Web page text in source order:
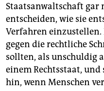
Staatsanwaltschaft gar
entscheiden, wie sie
Verfahren einzustellen.
gegen die rechtliche
sollten, als unschuldig
einem Rechtsstaat, und
hin, wenn Menschen